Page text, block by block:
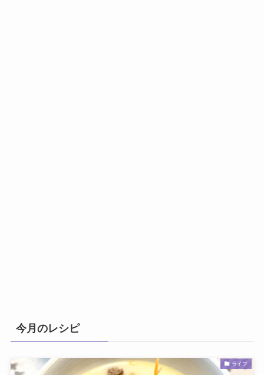
今月のレシピ
ライフ